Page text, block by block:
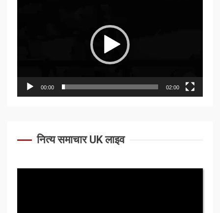
00:00 02:00
नित्य समाचार UK लाइव